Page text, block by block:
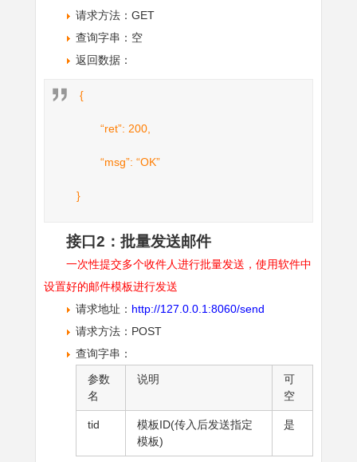
请求方法：GET
查询字串：空
返回数据：
{
“ret”: 200,
“msg”: “OK”
}
接口2：批量发送邮件
一次性提交多个收件人进行批量发送，使用软件中
设置好的邮件模板进行发送
请求地址： http://127.0.0.1:8060/send
请求方法：POST
查询字串：
参数
名
说明
可
空
tid
模板ID(传入后发送指定
模板)
是